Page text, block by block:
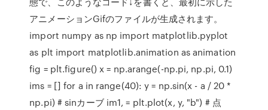
アニメーションGifのファイルが生成されます。
import numpy as np import matplotlib.pyplot
as plt import matplotlib.animation as animation
fig = plt.figure() x = np.arange(-np.pi, np.pi, 0.1)
ims = [] for a in range(40): y = np.sin(x - a / 20 *
np.pi) # sinカーブ im1, = plt.plot(x, y, "b") # 点